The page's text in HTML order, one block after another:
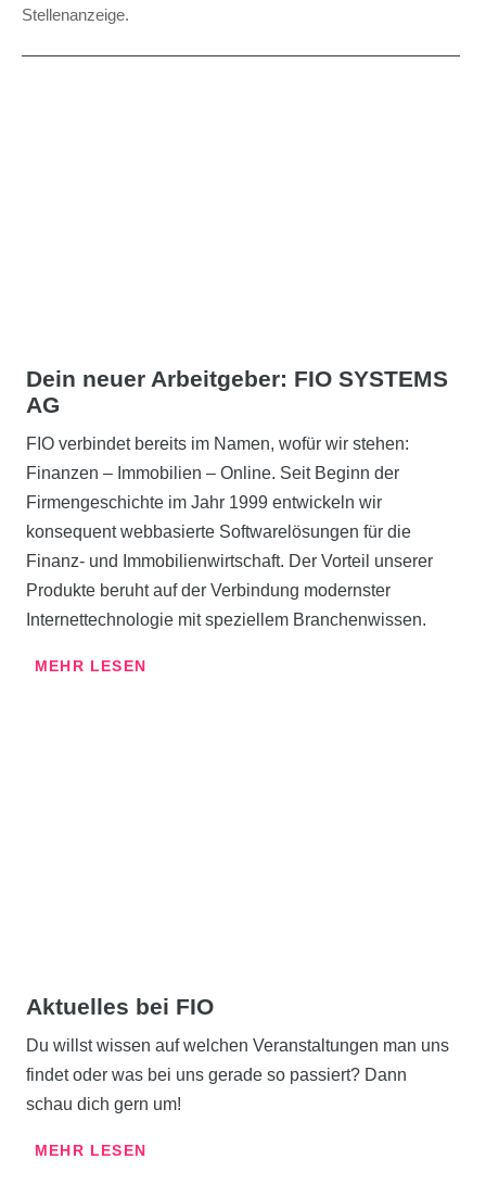
Stellenanzeige.
Dein neuer Arbeitgeber: FIO SYSTEMS
AG
FIO verbindet bereits im Namen, wofür wir stehen:
Finanzen – Immobilien – Online. Seit Beginn der
Firmengeschichte im Jahr 1999 entwickeln wir
konsequent webbasierte Softwarelösungen für die
Finanz- und Immobilienwirtschaft. Der Vorteil unserer
Produkte beruht auf der Verbindung modernster
Internettechnologie mit speziellem Branchenwissen.
MEHR LESEN
Aktuelles bei FIO
Du willst wissen auf welchen Veranstaltungen man uns
findet oder was bei uns gerade so passiert? Dann
schau dich gern um!
MEHR LESEN